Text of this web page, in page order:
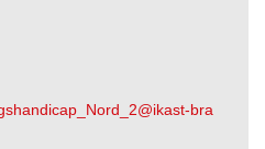
bra